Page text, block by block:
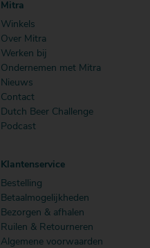
Mitra
Winkels
Over Mitra
Werken bij
Ondernemen met Mitra
Nieuws
Contact
Dutch Beer Challenge
Podcast
Klantenservice
Bestelling
Betaalmogelijkheden
Bezorgen & afhalen
Ruilen & Retourneren
Algemene voorwaarden